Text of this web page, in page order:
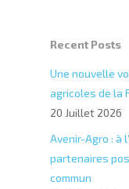
Recent Posts
Une nouvelle
agricoles de la
20 Juillet 2026
Avenir-Agro : à
partenaires
commun